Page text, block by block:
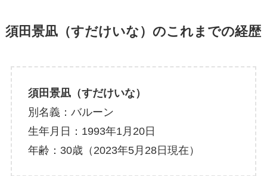
須田景凪（すだけいな）のこれまでの経歴
須田景凪（すだけいな）
別名義：バルーン
生年月日：1993年1月20日
年齢：30歳（2023年5月28日現在）